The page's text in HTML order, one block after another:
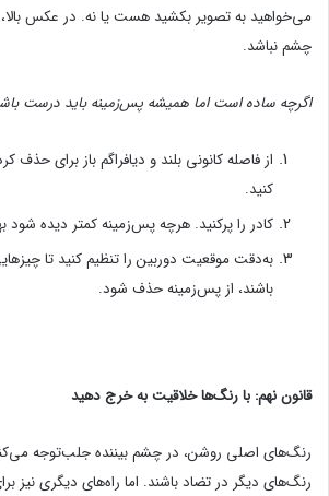
می‌خواهید به تصویر بکشید هست یا نه. در عکس بالا،
چشم نباشد.
اگرچه ساده است اما همیشه پس‌زمینه باید درست
از فاصله کانونی بلند و دیافراگم باز برای حذف
کنید.
کادر را پرکنید. هرچه پس‌زمینه کمتر دیده شود
به‌دقت موقعیت دوربین را تنظیم کنید تا
باشند، از پس‌زمینه حذف شود.
قانون نهم: با رنگ‌ها خلاقیت به خرج دهید
رنگ‌های اصلی روشن، در چشم بیننده جلب‌توجه
رنگ‌های دیگر در تضاد باشند. اما راه‌های دیگری نیز